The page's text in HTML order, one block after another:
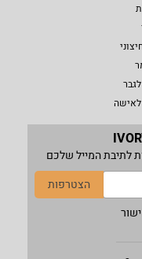
לתיבת המייל שלכם
הצטרפות